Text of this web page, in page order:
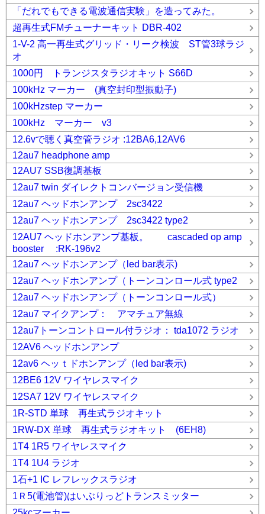
「だれでもできる電波通信実験」を造ってみた。
超再生式FMチューナーキット DBR-402
1-V-2 高一再生式グリッド・リーク検波 ST管3球ラジ
オ
1000円 トランジスタラジオキット S66D
100kHz マーカー (真空封印型振動子)
100kHzstep マーカー
100kHz マーカー v3
12.6vで聴く真空管ラジオ :12BA6,12AV6
12au7 headphone amp
12AU7 SSB復調基板
12au7 twin ダイレクトコンバージョン受信機
12au7 ヘッドホンアンプ 2sc3422
12au7 ヘッドホンアンプ 2sc3422 type2
12AU7 ヘッドホンアンプ基板。 cascaded op amp
booster :RK-196v2
12au7 ヘッドホンアンプ（led bar表示)
12au7 ヘッドホンアンプ（トーンコンロール式 type2
12au7 ヘッドホンアンプ（トーンコンロール式）
12au7 マイクアンプ： アマチュア無線
12au7トーンコントロール付ラジオ： tda1072 ラジオ
12AV6 ヘッドホンアンプ
12av6 ヘッｔドホンアンプ（led bar表示)
12BE6 12V ワイヤレスマイク
12SA7 12V ワイヤレスマイク
1R-STD 単球 再生式ラジオキット
1RW-DX 単球 再生式ラジオキット (6EH8)
1T4 1R5 ワイヤレスマイク
1T4 1U4 ラジオ
1石+1 IC レフレックスラジオ
1Ｒ5(電池管)はいぶりっどトランスミッター